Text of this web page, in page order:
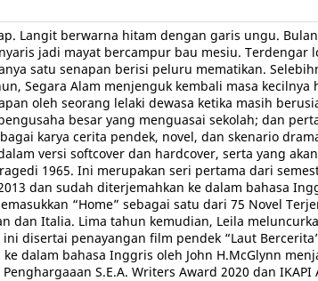
Langit berwarna hitam dengan garis ungu.
jadi mayat bercampur bau mesiu.
satu senapan berisi peluru mematikan.
Segara Alam menjenguk kembali masa
oleh seorang lelaki dewasa ketika masih
besar yang menguasai sekolah; dan
karya cerita pendek, novel, dan skenario
versi softcover dan hardcover, serta yang
1965. Ini merupakan seri pertama dari
dan sudah diterjemahkan ke dalam bahasa
“Home” sebagai satu dari 75 Novel
dan Italia. Lima tahun kemudian, Leila
disertai penayangan film pendek “Laut
dalam bahasa Inggris oleh John H.McGlynn
S.E.A. Writers Award 2020 dan